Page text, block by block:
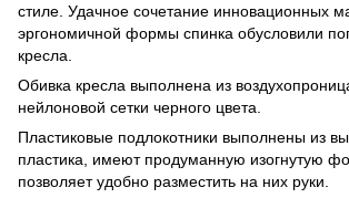
стиле. Удачное сочетание инновационных
эргономичной формы спинка обусловили
кресла.
Обивка кресла выполнена из
нейлоновой сетки черного цвета.
Пластиковые подлокотники выполнены из
пластика, имеют продуманную изогнутую
позволяет удобно разместить на них руки.